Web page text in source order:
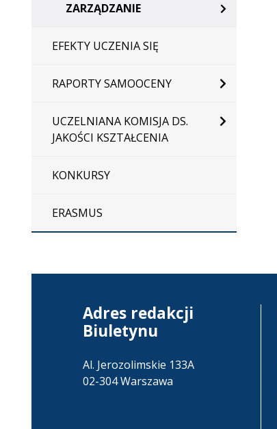
ZARZĄDZANIE
EFEKTY UCZENIA SIĘ
RAPORTY SAMOOCENY
UCZELNIANA KOMISJA DS.
JAKOŚCI KSZTAŁCENIA
KONKURSY
ERASMUS
Adres redakcji
Biuletynu
Al. Jerozolimskie 133A
02-304 Warszawa